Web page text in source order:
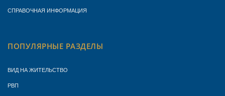
СПРАВОЧНАЯ ИНФОРМАЦИЯ
ПОПУЛЯРНЫЕ РАЗДЕЛЫ
ВИД НА ЖИТЕЛЬСТВО
РВП